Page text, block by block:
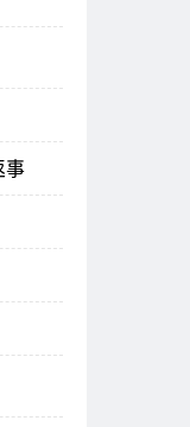
事